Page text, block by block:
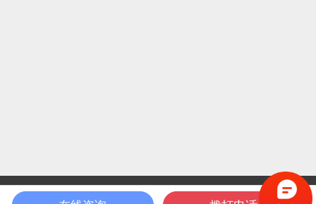
©2026 上海凯南供应链管理有限公司 沪ICP备14015470号-1